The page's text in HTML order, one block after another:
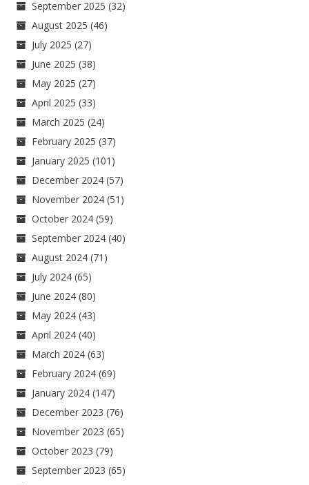
September 2025 (32)
August 2025 (46)
July 2025 (27)
June 2025 (38)
May 2025 (27)
April 2025 (33)
March 2025 (24)
February 2025 (37)
January 2025 (101)
December 2024 (57)
November 2024 (51)
October 2024 (59)
September 2024 (40)
August 2024 (71)
July 2024 (65)
June 2024 (80)
May 2024 (43)
April 2024 (40)
March 2024 (63)
February 2024 (69)
January 2024 (147)
December 2023 (76)
November 2023 (65)
October 2023 (79)
September 2023 (65)